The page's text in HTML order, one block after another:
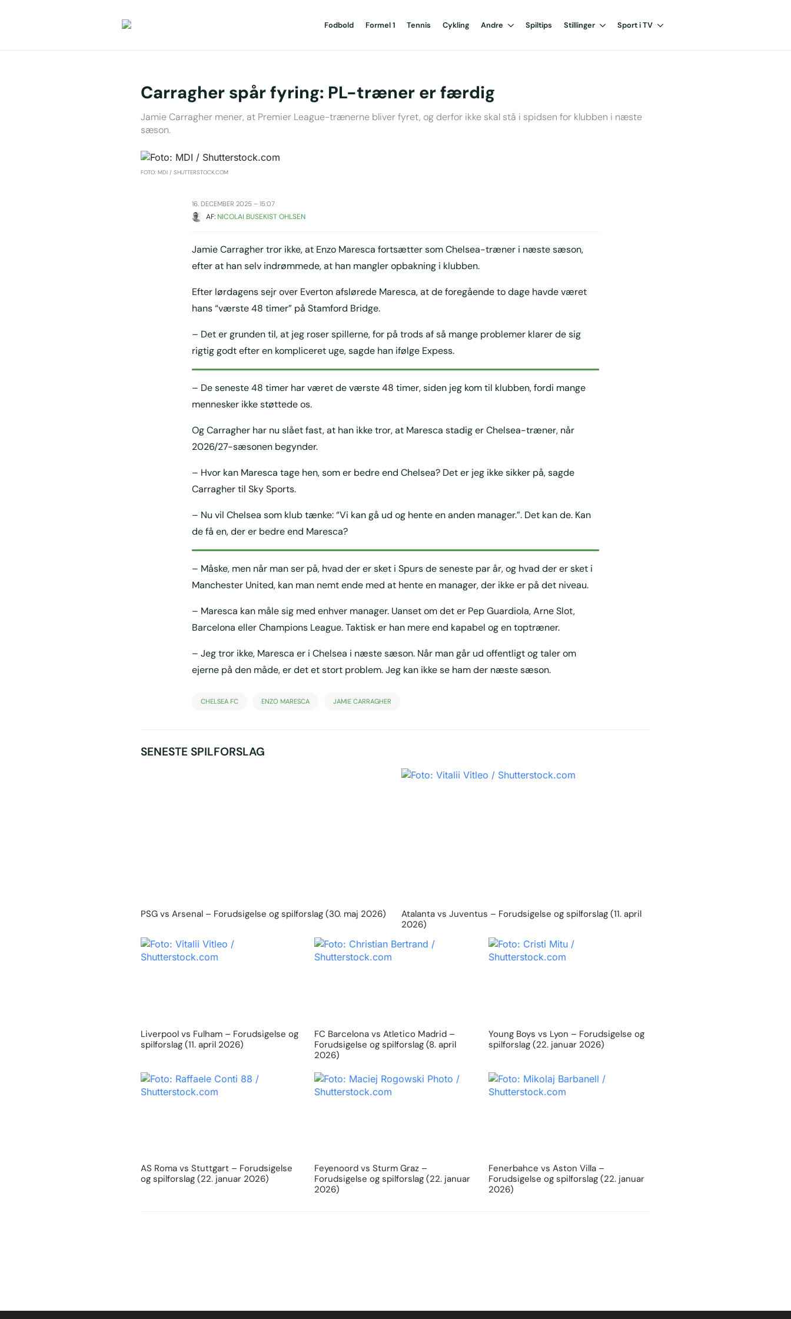
Fodbold Formel 1 Tennis Cykling Andre Spiltips Stillinger Sport i TV
Carragher spår fyring: PL-træner er færdig
Jamie Carragher mener, at Premier League-trænerne bliver fyret, og derfor ikke skal stå i spidsen for klubben i næste
sæson.
FOTO: MDI / SHUTTERSTOCK.COM
16. DECEMBER 2025 – 15:07
AF: NICOLAI BUSEKIST OHLSEN
Jamie Carragher tror ikke, at Enzo Maresca fortsætter som Chelsea-træner i næste sæson,
efter at han selv indrømmede, at han mangler opbakning i klubben.
Efter lørdagens sejr over Everton afslørede Maresca, at de foregående to dage havde været
hans “værste 48 timer” på Stamford Bridge.
– Det er grunden til, at jeg roser spillerne, for på trods af så mange problemer klarer de sig
rigtig godt efter en kompliceret uge, sagde han ifølge Expess.
– De seneste 48 timer har været de værste 48 timer, siden jeg kom til klubben, fordi mange
mennesker ikke støttede os.
Og Carragher har nu slået fast, at han ikke tror, at Maresca stadig er Chelsea-træner, når
2026/27-sæsonen begynder.
– Hvor kan Maresca tage hen, som er bedre end Chelsea? Det er jeg ikke sikker på, sagde
Carragher til Sky Sports.
– Nu vil Chelsea som klub tænke: “Vi kan gå ud og hente en anden manager.”. Det kan de. Kan
de få en, der er bedre end Maresca?
– Måske, men når man ser på, hvad der er sket i Spurs de seneste par år, og hvad der er sket i
Manchester United, kan man nemt ende med at hente en manager, der ikke er på det niveau.
– Maresca kan måle sig med enhver manager. Uanset om det er Pep Guardiola, Arne Slot,
Barcelona eller Champions League. Taktisk er han mere end kapabel og en toptræner.
– Jeg tror ikke, Maresca er i Chelsea i næste sæson. Når man går ud offentligt og taler om
ejerne på den måde, er det et stort problem. Jeg kan ikke se ham der næste sæson.
CHELSEA FC ENZO MARESCA JAMIE CARRAGHER
SENESTE SPILFORSLAG
PSG vs Arsenal – Forudsigelse og spilforslag (30. maj 2026)
Atalanta vs Juventus – Forudsigelse og spilforslag (11. april
2026)
Liverpool vs Fulham – Forudsigelse og
spilforslag (11. april 2026)
FC Barcelona vs Atletico Madrid –
Forudsigelse og spilforslag (8. april
2026)
Young Boys vs Lyon – Forudsigelse og
spilforslag (22. januar 2026)
AS Roma vs Stuttgart – Forudsigelse
og spilforslag (22. januar 2026)
Feyenoord vs Sturm Graz –
Forudsigelse og spilforslag (22. januar
2026)
Fenerbahce vs Aston Villa –
Forudsigelse og spilforslag (22. januar
2026)